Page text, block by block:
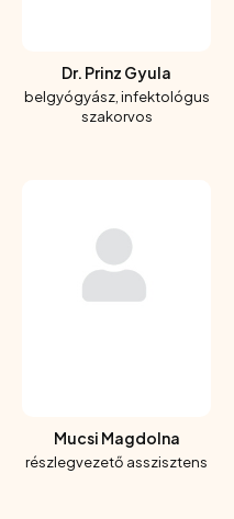
Dr. Prinz Gyula
belgyógyász, infektológus
szakorvos
Mucsi Magdolna
részlegvezető asszisztens